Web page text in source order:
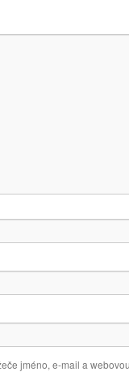
jméno, e-mail a